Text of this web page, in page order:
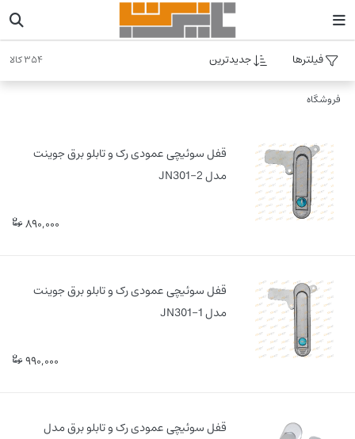
فیلترها جدیدترین 354 کالا
فروشگاه
قفل سوئیچی عمودی رک و تابلو برق جوینت
مدل JN301-2
890,000
قفل سوئیچی عمودی رک و تابلو برق جوینت
مدل JN301-1
990,000
قفل سوئیچی عمودی رک و تابلو برق مدل